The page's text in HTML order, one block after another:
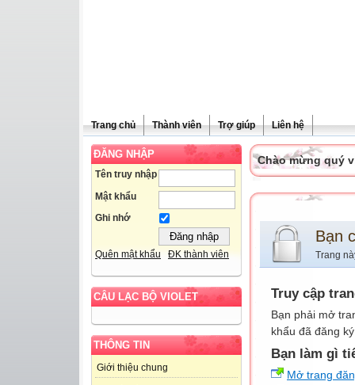
Trang chủ Thành viên Trợ giúp Liên hệ
ĐĂNG NHẬP
Tên truy nhập
Mật khẩu
Ghi nhớ
Quên mật khẩu ĐK thành viên
CÂU LẠC BỘ VIOLET
THÔNG TIN
Giới thiệu chung
Chào mừng quý
Bạn
Trang
Truy cập
Bạn phải mở
khẩu đã đăng
Bạn làm gì
Mở trang